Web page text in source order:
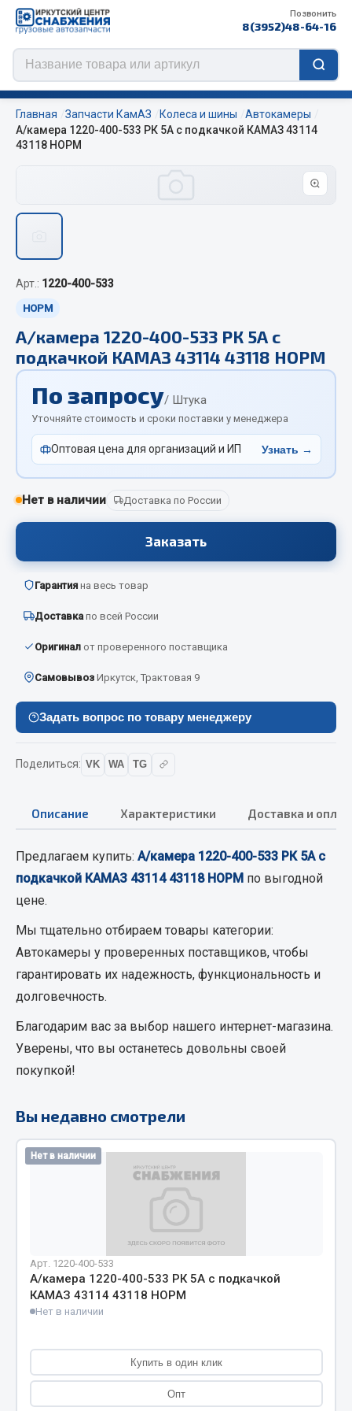
Позвонить
8(3952)48-64-16
ЦЕПИ РОССИЯ
Изготовление цепей на колеса BOHU
QITONG
Весь раздел
Отопители салона, подогреватели
Автономные воздушные отопители
Жидкостные подогреватели
Отопители салона
Подогреватели тосола
Весь раздел
Автозвук
Автокаталоги
Аптечки и знаки автомобильные
Брызговики
Вымпела
Весь раздел
МЕТИЗЫ
Болты
Гайки
Кольца стопорные
Пробки
Пружины
Хомуты
Соединительные элементы
Camozzi
Трубки, муфты, гайки
Угольники
Главная Запчасти КамАЗ Колеса и шины
Автокамеры
А/камера 1220-400-533 РК 5А с подкачкой КАМАЗ 43114
43118 НОРМ
Арт.: 1220-400-533
НОРМ
А/камера 1220-400-533 РК 5А с
подкачкой КАМАЗ 43114 43118 НОРМ
По запросу/ Штука
Уточняйте стоимость и сроки поставки у менеджера
Оптовая цена для организаций и ИП Узнать →
Нет в наличии Доставка по России
Заказать
Гарантия на весь товар
Доставка по всей России
Оригинал от проверенного поставщика
Самовывоз Иркутск, Трактовая 9
Задать вопрос по товару менеджеру
Поделиться: VK WA TG
Описание Характеристики Доставка и
Предлагаем купить: А/камера 1220-400-533 РК 5А с
подкачкой КАМАЗ 43114 43118 НОРМ по выгодной
цене.
Мы тщательно отбираем товары категории:
Автокамеры у проверенных поставщиков, чтобы
гарантировать их надежность, функциональность и
долговечность.
Благодарим вас за выбор нашего интернет-магазина.
Уверены, что вы останетесь довольны своей
покупкой!
Вы недавно смотрели
Нет в наличии
Арт. 1220-400-533
А/камера 1220-400-533 РК 5А с подкачкой
КАМАЗ 43114 43118 НОРМ
Нет в наличии
Купить в один клик
Опт